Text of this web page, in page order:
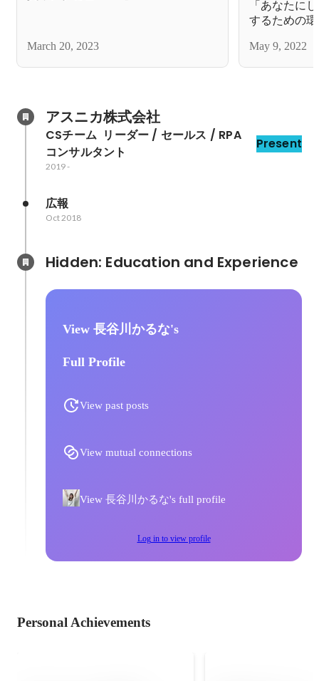
March 20, 2023
「あなたに
するための
May 9, 2022
アスニカ株式会社
CSチーム  リーダー / セールス / RPA
コンサルタント
Present
2019-
広報
Oct 2018
View 長谷川かるな's
Full Profile
View past posts
View mutual connections
View 長谷川かるな's full profile
Log in to view profile
Personal Achievements